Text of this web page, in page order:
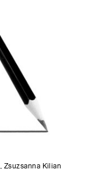
, Zsuzsanna Kilian